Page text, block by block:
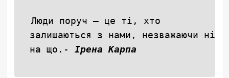
Люди поруч — це ті, хто
залишаються з нами, незважаючи ні
на що.- Ірена Карпа